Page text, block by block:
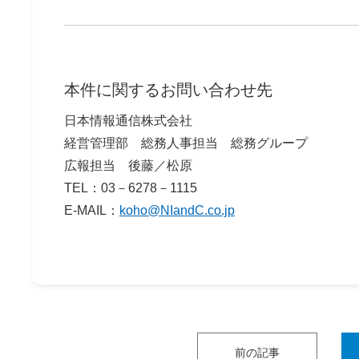
本件に関するお問い合わせ先
日本情報通信株式会社
経営管理部 総務人事担当 総務グループ
広報担当 後藤／松原
TEL：03－6278－1115
E-MAIL： koho@NIandC.co.jp
前の記事